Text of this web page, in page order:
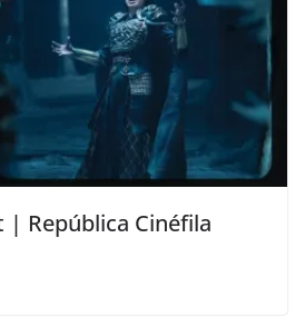
República Cinéfila